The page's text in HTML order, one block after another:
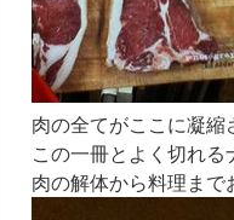
肉の全てがここに凝縮
この一冊とよく切れる
肉の解体から料理ま